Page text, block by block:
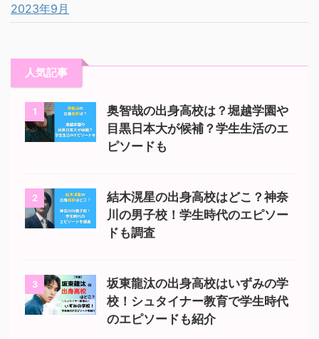
2023年9月
人気記事
1
奥智哉の出身高校は？堀越学園や
目黒日本大が候補？学生生活のエ
ピソードも
2
結木滉星の出身高校はどこ？神奈
川の男子校！学生時代のエピソー
ドも調査
3
坂東龍汰の出身高校はいずみの学
校！シュタイナー教育で学生時代
のエピソードも紹介